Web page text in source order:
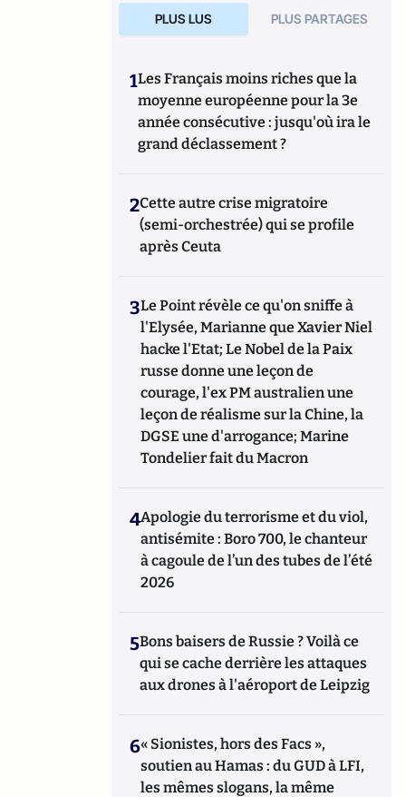
PLUS LUS PLUS PARTAGES
1Les Français moins riches que la
moyenne européenne pour la 3e
année consécutive : jusqu'où ira le
grand déclassement ?
2Cette autre crise migratoire
(semi-orchestrée) qui se profile
après Ceuta
3Le Point révèle ce qu'on sniffe à
l'Elysée, Marianne que Xavier Niel
hacke l'Etat; Le Nobel de la Paix
russe donne une leçon de
courage, l'ex PM australien une
leçon de réalisme sur la Chine, la
DGSE une d'arrogance; Marine
Tondelier fait du Macron
4Apologie du terrorisme et du viol,
antisémite : Boro 700, le chanteur
à cagoule de l’un des tubes de l’été
2026
5Bons baisers de Russie ? Voilà ce
qui se cache derrière les attaques
aux drones à l'aéroport de Leipzig
6« Sionistes, hors des Facs »,
soutien au Hamas : du GUD à LFI,
les mêmes slogans, la même